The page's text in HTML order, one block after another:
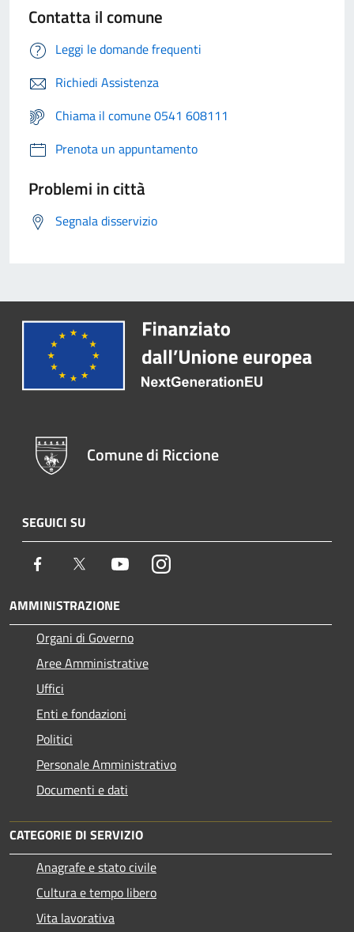
Contatta il comune
Leggi le domande frequenti
Richiedi Assistenza
Chiama il comune 0541 608111
Prenota un appuntamento
Problemi in città
Segnala disservizio
Comune di Riccione
SEGUICI SU
Facebook Twitter YoutubeInstagram
AMMINISTRAZIONE
Organi di Governo
Aree Amministrative
Uffici
Enti e fondazioni
Politici
Personale Amministrativo
Documenti e dati
CATEGORIE DI SERVIZIO
Anagrafe e stato civile
Cultura e tempo libero
Vita lavorativa